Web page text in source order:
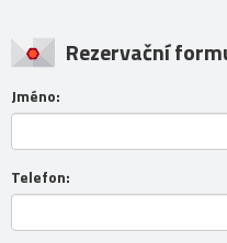
Rezervační
Jméno:
Telefon: